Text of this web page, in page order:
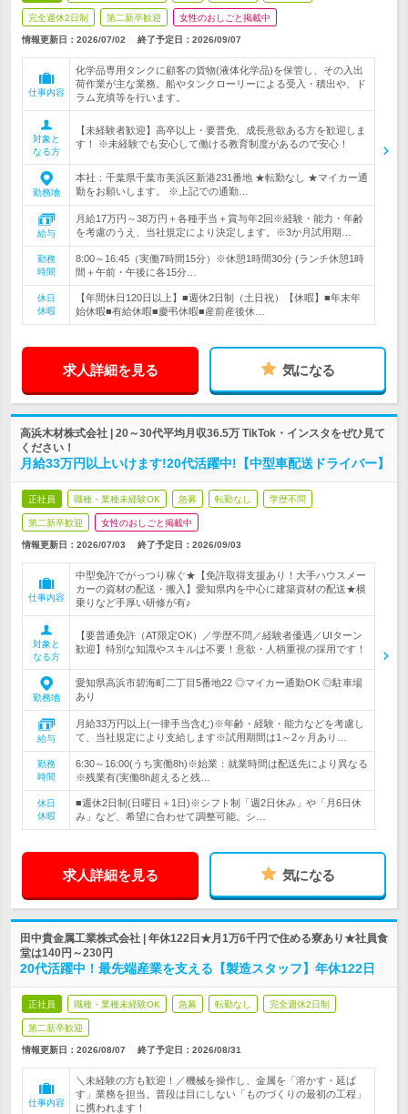
完全週休2日制 第二新卒歓迎 女性のおしごと掲載中
情報更新日：2026/07/02 終了予定日： 2026/09/07
仕事内容
化学品専用タンクに顧客の貨物(液体化学品)を保管し、その入出
荷作業が主な業務。船やタンクローリーによる受入・積出や、ド
ラム充填等を行います。
対象と
なる方
【未経験者歓迎】高卒以上・要普免、成長意欲ある方を歓迎しま
す！ ※未経験でも安心して働ける教育制度があるので安心！
勤務地
本社：千葉県千葉市美浜区新港231番地 ★転勤なし ★マイカー通
勤をお願いします。 ※上記での通勤…
給与
月給17万円～38万円＋各種手当＋賞与年2回※経験・能力・年齢
を考慮のうえ、当社規定により決定します。※3か月試用期…
勤務
時間
8:00～16:45（実働7時間15分）※休憩1時間30分 (ランチ休憩1時
間＋午前・午後に各15分…
休日
休暇
【年間休日120日以上】■週休2日制（土日祝）【休暇】■年末年
始休暇■有給休暇■慶弔休暇■産前産後休…
求人詳細を見る 気になる
高浜木材株式会社 | 20～30代平均月収36.5万 TikTok・インスタをぜひ見て
ください！
月給33万円以上いけます!20代活躍中!【中型車配送ドライバー】
正社員 職種・業種未経験OK 急募 転勤なし 学歴不問
第二新卒歓迎 女性のおしごと掲載中
情報更新日：2026/07/03 終了予定日： 2026/09/03
仕事内容
中型免許でがっつり稼ぐ★【免許取得支援あり！大手ハウスメー
カーの資材の配送・搬入】愛知県内を中心に建築資材の配送★横
乗りなど手厚い研修が有♪
対象と
なる方
【要普通免許（AT限定OK）／学歴不問／経験者優遇／UIターン
歓迎】特別な知識やスキルは不要！意欲・人柄重視の採用です！
勤務地
愛知県高浜市碧海町二丁目5番地22 ◎マイカー通勤OK ◎駐車場
あり
給与
月給33万円以上(一律手当含む)※年齢・経験・能力などを考慮し
て、当社規定により支給します※試用期間は1～2ヶ月あり…
勤務
時間
6:30～16:00(うち実働8h)※始業：就業時間は配送先により異なる
※残業有(実働8h超えると残…
休日
休暇
■週休2日制(日曜日＋1日)※シフト制「週2日休み」や「月6日休
み」など、希望に合わせて調整可能。シ…
求人詳細を見る 気になる
田中貴金属工業株式会社 | 年休122日★月1万6千円で住める寮あり★社員食
堂は140円～230円
20代活躍中！最先端産業を支える【製造スタッフ】年休122日
正社員 職種・業種未経験OK 急募 転勤なし 完全週休2日制
第二新卒歓迎
情報更新日：2026/08/07 終了予定日： 2026/08/31
仕事内容
＼未経験の方も歓迎！／機械を操作し、金属を「溶かす・延ば
す」業務を担当。普段は目にしない「ものづくりの最初の工程」
に携われます！